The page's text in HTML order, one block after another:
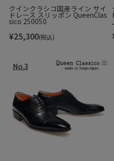
力・耐摩耗性”、それぞれの長
ま
クインクラシコ国産ライン サイ
ドレース スリッポン QueenClas
sico 250050
¥25,300(税込)